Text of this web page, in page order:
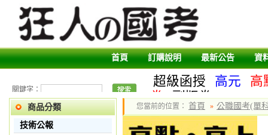
首頁 訂購說明 最新公告 資
關鍵字：
超級函授 高元
高
卷
副版卷
商品分類
技術公報
您當前的位置： 首頁 » 公職國考(單